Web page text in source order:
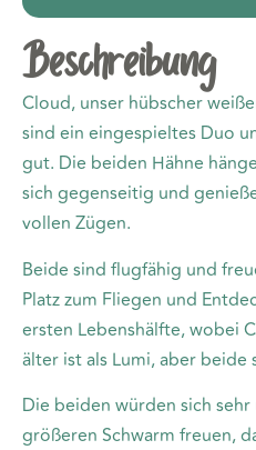
Beschreibung
Cloud, unser hübscher
sind ein eingespieltes Duo
gut. Die beiden Hähne
sich gegenseitig und
vollen Zügen.
Beide sind flugfähig und
Platz zum Fliegen und
ersten Lebenshälfte, wobei
älter ist als Lumi, aber beide
Die beiden würden sich
größeren Schwarm freuen,